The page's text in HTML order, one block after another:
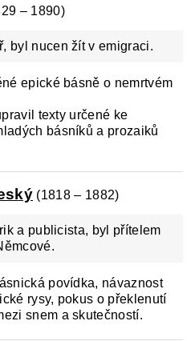
– 1890)
byl nucen žít v emigraci.
epické básně o nemrtvém
texty určené ke
básníků a prozaiků
(1818 – 1882)
a publicista, byl přítelem
povídka, návaznost
rysy, pokus o překlenutí
snem a skutečností.